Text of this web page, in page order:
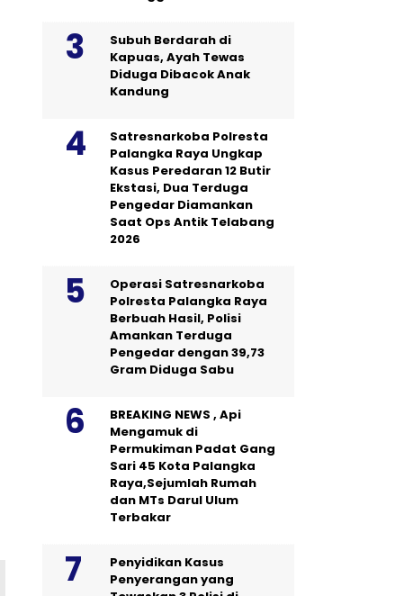
Subuh Berdarah di
Kapuas, Ayah Tewas
Diduga Dibacok Anak
Kandung
Satresnarkoba Polresta
Palangka Raya Ungkap
Kasus Peredaran 12 Butir
Ekstasi, Dua Terduga
Pengedar Diamankan
Saat Ops Antik Telabang
2026
Operasi Satresnarkoba
Polresta Palangka Raya
Berbuah Hasil, Polisi
Amankan Terduga
Pengedar dengan 39,73
Gram Diduga Sabu
BREAKING NEWS , Api
Mengamuk di
Permukiman Padat Gang
Sari 45 Kota Palangka
Raya,Sejumlah Rumah
dan MTs Darul Ulum
Terbakar
Penyidikan Kasus
Penyerangan yang